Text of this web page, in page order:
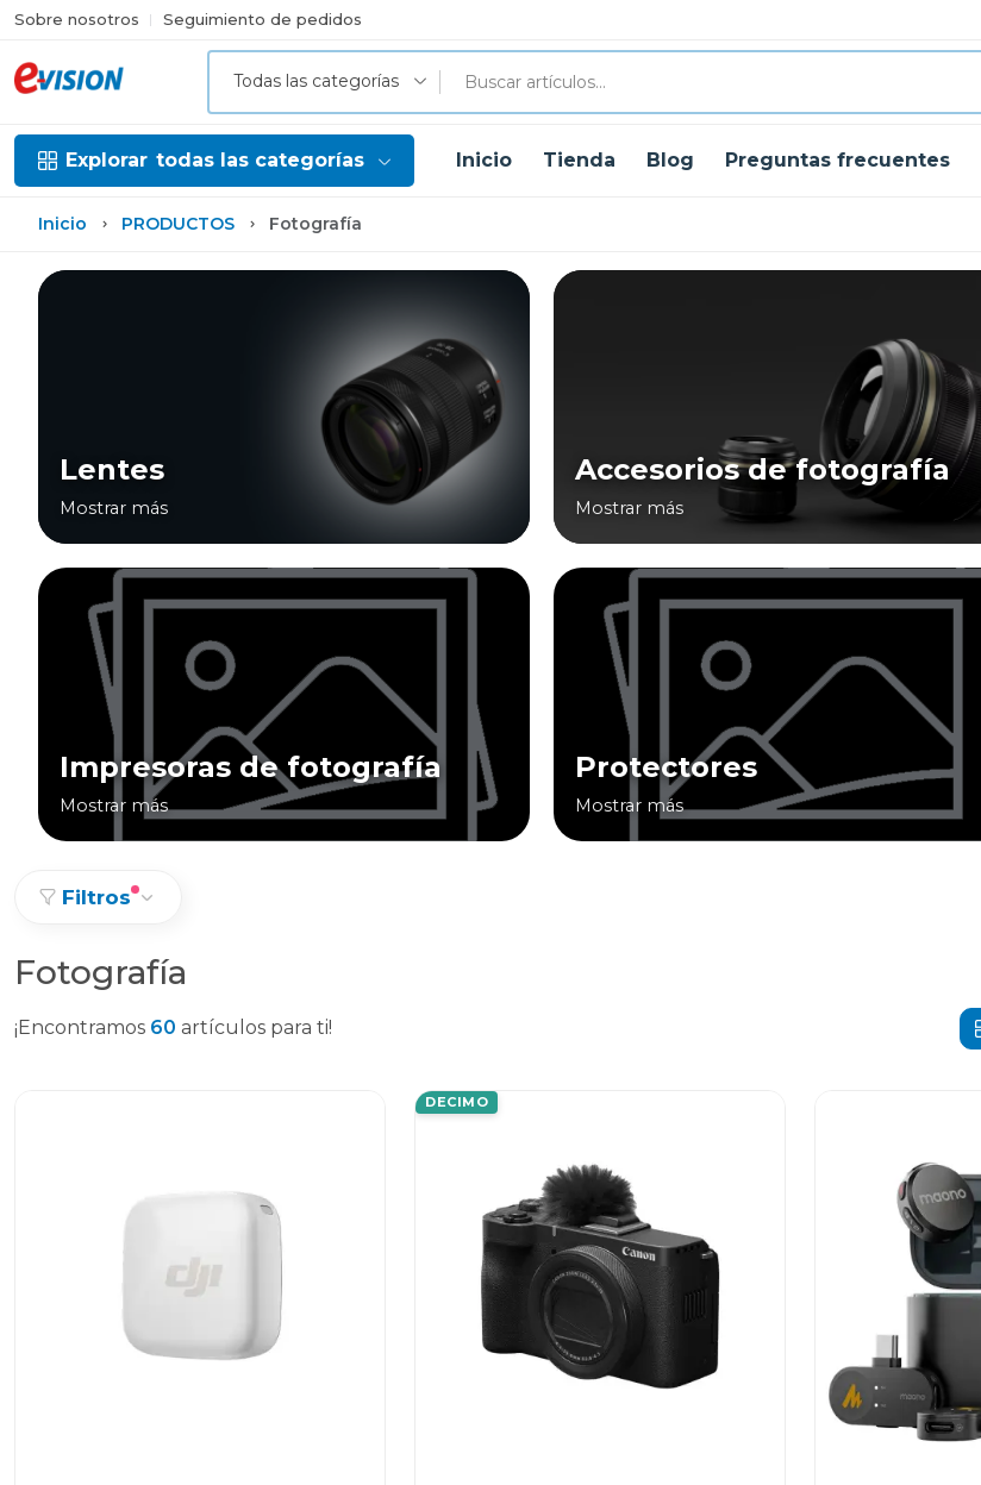
Sobre nosotros Seguimiento de pedidos
Todas las categorías
Explorar todas las categorías Inicio Tienda Blog Preguntas frecuentes
Inicio PRODUCTOS Fotografía
Lentes
Mostrar más
Accesorios de fotografía
Mostrar más
Impresoras de fotografía
Mostrar más
Protectores
Mostrar más
Filtros
Fotografía
¡Encontramos 60 artículos para ti!
DECIMO